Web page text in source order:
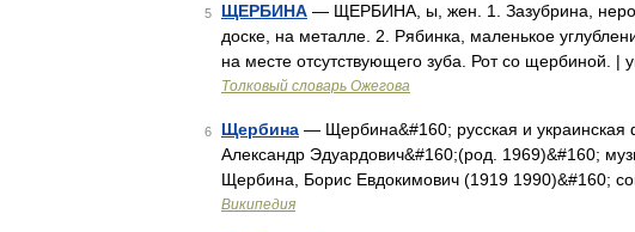
5 ЩЕРБИНА — ЩЕРБИНА, ы, жен. 1. Зазубрина,
доске, на металле. 2. Рябинка, маленькое
на месте отсутствующего зуба. Рот со щербиной.
Толковый словарь Ожегова
6 Щербина — Щербина&#160; русская и
Александр Эдуардович&#160;(род. 1969)&#160;
Щербина, Борис Евдокимович (1919 1990)&#160;
Википедия